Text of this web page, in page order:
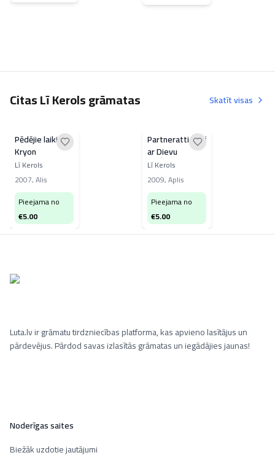
Citas Lī Kerols grāmatas Skatīt visas
Pēdējie laiki.
Kryon
Lī Kerols
2007,Alis
Pieejama no
€5.00
Partnerattiecībās
ar Dievu
Lī Kerols
2009,Aplis
Pieejama no
€5.00
Luta.lv ir grāmatu tirdzniecības platforma, kas apvieno lasītājus un
pārdevējus. Pārdod savas izlasītās grāmatas un iegādājies jaunas!
Noderīgas saites
Biežāk uzdotie jautājumi